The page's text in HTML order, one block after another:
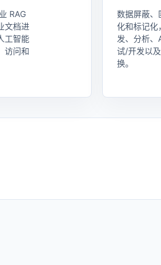
RAG
文档进
工智能
访问和
数据屏蔽、
化和标记化
发、分析、
试/开发以
换。